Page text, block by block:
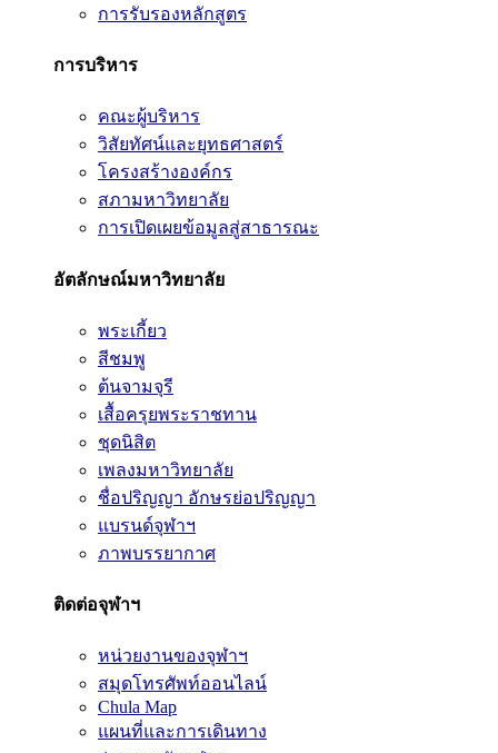
การรับรองหลักสูตร
การบริหาร
คณะผู้บริหาร
วิสัยทัศน์และยุทธศาสตร์
โครงสร้างองค์กร
สภามหาวิทยาลัย
การเปิดเผยข้อมูลสู่สาธารณะ
อัตลักษณ์มหาวิทยาลัย
พระเกี้ยว
สีชมพู
ต้นจามจุรี
เสื้อครุยพระราชทาน
ชุดนิสิต
เพลงมหาวิทยาลัย
ชื่อปริญญา อักษรย่อปริญญา
แบรนด์จุฬาฯ
ภาพบรรยากาศ
ติดต่อจุฬาฯ
หน่วยงานของจุฬาฯ
สมุดโทรศัพท์ออนไลน์
Chula Map
แผนที่และการเดินทาง